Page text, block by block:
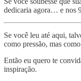
dedicaria agora… e nos
Se você leu até aqui,
como pressão, mas
Então eu quero te
inspiração.